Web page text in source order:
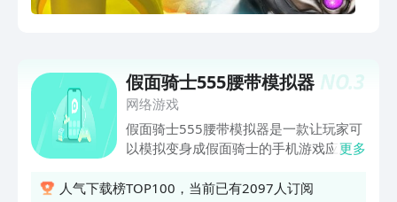
NO.3
假面骑士555腰带模拟器
网络游戏
假面骑士555腰带模拟器是一款让玩家可
以模拟变身成假面骑士的手机游戏应用。
Phone，其中的变身体验包括假面骑士
更多
人气下载榜TOP100，当前已有2097人订阅